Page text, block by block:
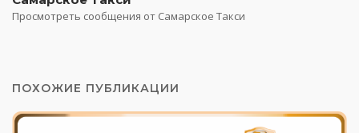
Просмотреть сообщения от Самарское Такси
ПОХОЖИЕ ПУБЛИКАЦИИ